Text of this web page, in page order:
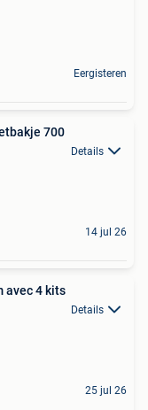
Eergisteren
700
Details
14 jul 26
avec 4 kits
Details
25 jul 26